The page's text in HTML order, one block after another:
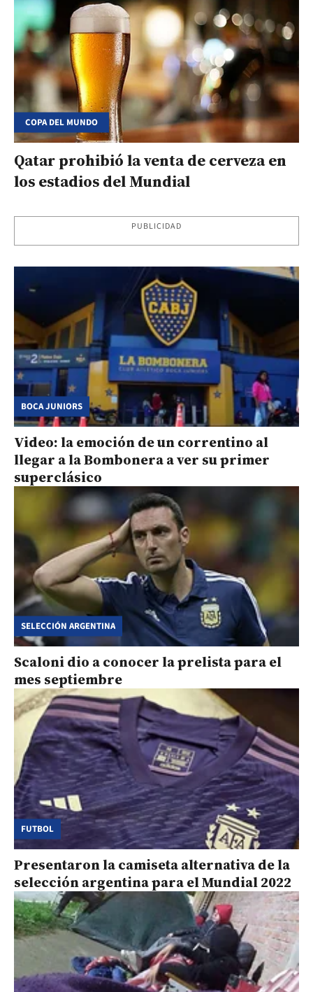
COPA DEL MUNDO
Qatar prohibió la venta de cerveza en
los estadios del Mundial
PUBLICIDAD
BOCA JUNIORS
Video: la emoción de un correntino al
llegar a la Bombonera a ver su primer
superclásico
SELECCIÓN ARGENTINA
Scaloni dio a conocer la prelista para el
mes septiembre
FUTBOL
Presentaron la camiseta alternativa de la
selección argentina para el Mundial 2022